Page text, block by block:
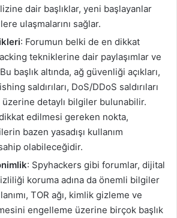
dair başlıklar, yeni başlayanlar
ulaşmalarını sağlar.
: Forumun belki de en dikkat
tekniklerine dair paylaşımlar ve
başlık altında, ağ güvenliği açıkları,
saldırıları, DoS/DDoS saldırıları
detaylı bilgiler bulunabilir.
edilmesi gereken nokta,
bazen yasadışı kullanım
olabileceğidir.
: Spyhackers gibi forumlar, dijital
koruma adına da önemli bilgiler
TOR ağı, kimlik gizleme ve
engelleme üzerine birçok başlık